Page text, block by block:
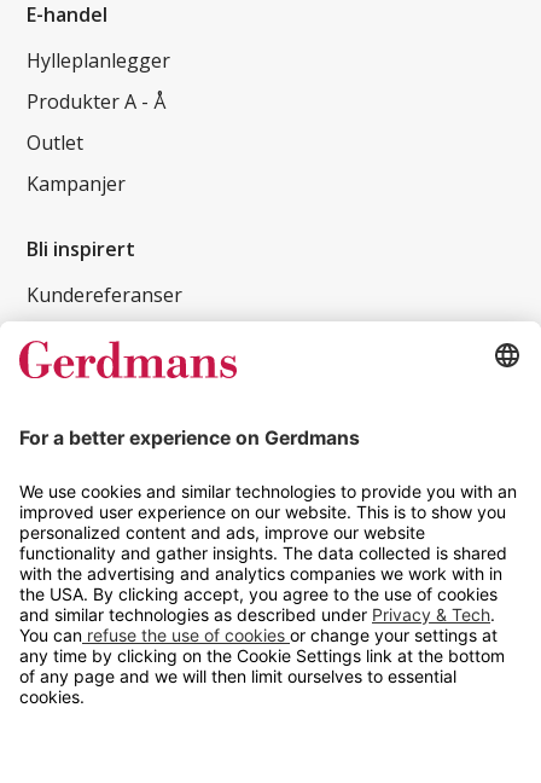
E-handel
Hylleplanlegger
Produkter A - Å
Outlet
Kampanjer
Bli inspirert
Kundereferanser
Magasin
Tips og guider
Kontakt
info@gerdmans.no
67 80 56 20
Åpningstid
Hverdager 08:00-16:00